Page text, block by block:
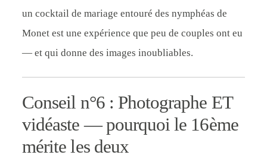
un cocktail de mariage entouré des nymphéas de
Monet est une expérience que peu de couples ont eu
— et qui donne des images inoubliables.
Conseil n°6 : Photographe ET
vidéaste — pourquoi le 16ème
mérite les deux